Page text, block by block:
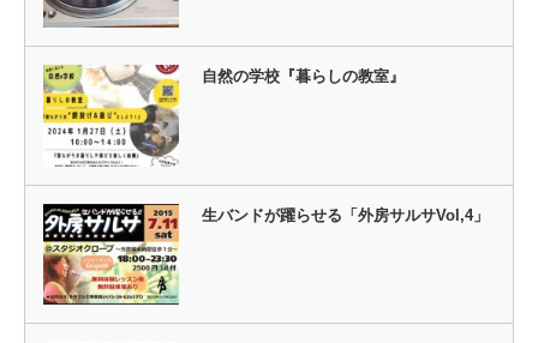
自然の学校『暮らしの教室』
生バンドが躍らせる「外房サルサVol,4」